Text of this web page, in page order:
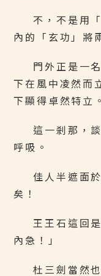
不，不是用
內的「玄功」將
門外正是一
下在風中凌然而
下顯得卓然特立。
這一剎那，
呼吸。
佳人半遮面
矣！
王王石這回
內急！」
杜三劍當然